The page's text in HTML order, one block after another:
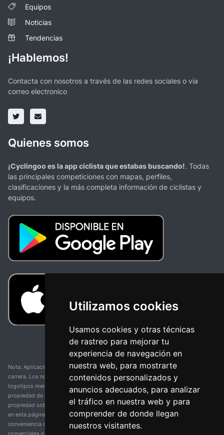
Utilizamos cookies
Usamos cookies y otras técnicas
de rastreo para mejorar tu
experiencia de navegación en
nuestra web, para mostrarte
contenidos personalizados y
anuncios adecuados, para analizar
el tráfico en nuestra web y para
comprender de donde llegan
nuestros visitantes.
Equipos
Noticias
Tendencias
¡Hablemos!
Contacta con nosotros a través de las redes sociales o vía
correo electronico
Quienes somos
¡Cyclingoo es la app ciclista que estabas buscando!. Todas
las principales competiciones con mapas, perfiles,
clasificaciones y la más completa información de ciclistas y
equipos.
Nota: Aplicación y web no oficial y no relacionada con ninguna organización o
carrera. Los nombres de equipos, competiciones, marcas comerciales y
logotipos mencionados en esta página de resultados de ciclismo son
propiedad de sus respectivos dueños. No tenemos afiliación, patrocinio ni
propiedad sobre estas marcas comerciales. Toda la información proporcionada
en esta página se presenta únicamente con fines informativos y para la
conveniencia de nuestros usuarios. Cualquier uso de nombres, marcas